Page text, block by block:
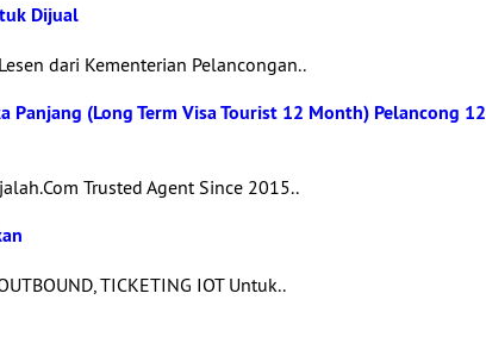
Dijual
dari Kementerian Pelancongan..
Panjang (Long Term Visa Tourist 12 Month) Pelancong 12
Trusted Agent Since 2015..
TICKETING IOT Untuk..